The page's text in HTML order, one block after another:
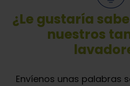
¿Le gustaría
nuestros
Envíenos unas palabras